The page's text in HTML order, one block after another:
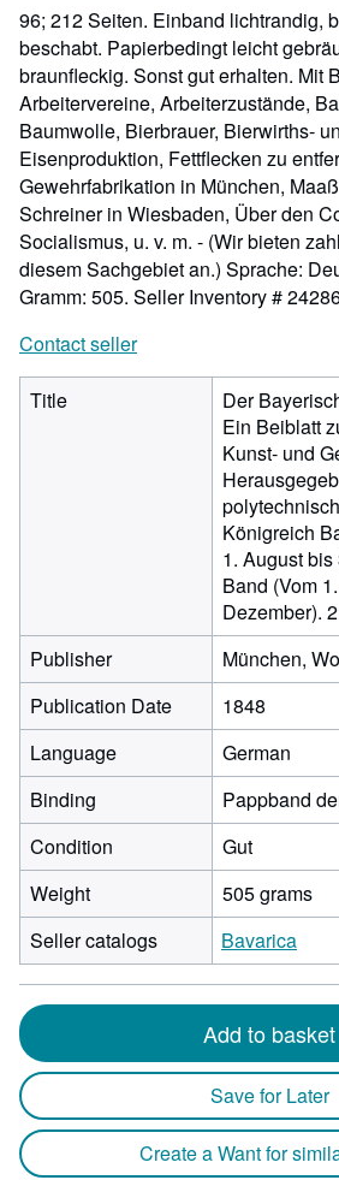
96; 212 Seiten. Einband lichtrandig,
beschabt. Papierbedingt leicht
braunfleckig. Sonst gut erhalten. Mit
Arbeitervereine, Arbeiterzustände,
Baumwolle, Bierbrauer, Bierwirths-
Eisenproduktion, Fettflecken zu
Gewehrfabrikation in München,
Schreiner in Wiesbaden, Über den
Socialismus, u. v. m. - (Wir bieten
diesem Sachgebiet an.) Sprache:
Gramm: 505. Seller Inventory #
Contact seller
Title
Der
Ein Beiblatt
Kunst- und
Königreich
1. August bis
Band (Vom
Dezember).
Publisher
München,
Publication Date
1848
Language
German
Binding
Pappband
Condition
Gut
Weight
505 grams
Seller catalogs
Bavarica
Add to basket
Save for Later
Create a Want for